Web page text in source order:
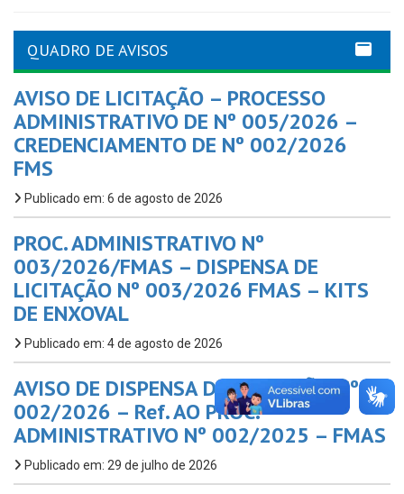
QUADRO DE AVISOS
AVISO DE LICITAÇÃO – PROCESSO
ADMINISTRATIVO DE Nº 005/2026 –
CREDENCIAMENTO DE Nº 002/2026
FMS
Publicado em: 6 de agosto de 2026
PROC. ADMINISTRATIVO Nº
003/2026/FMAS – DISPENSA DE
LICITAÇÃO Nº 003/2026 FMAS – KITS
DE ENXOVAL
Publicado em: 4 de agosto de 2026
AVISO DE DISPENSA DE LICITAÇÃO Nº
002/2026 – Ref. AO PROC.
ADMINISTRATIVO Nº 002/2025 – FMAS
Publicado em: 29 de julho de 2026